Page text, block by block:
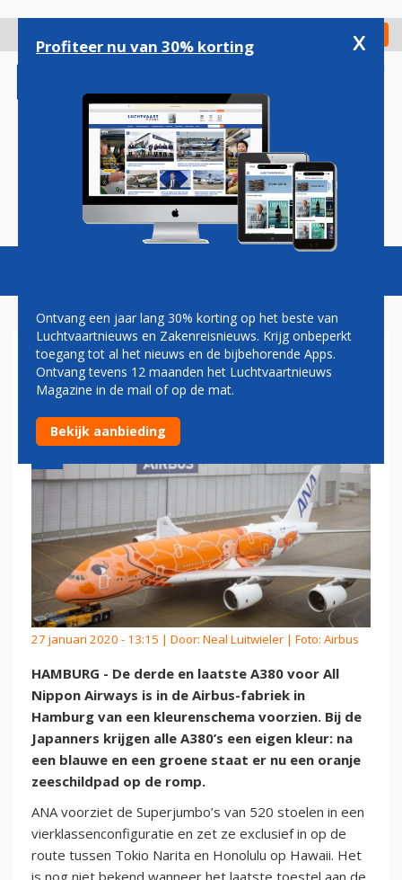
gaan
Check in
Magazine Podcasts Vacatures
LAATSTE AIRBUS A380 VOOR
ANA ROLT UIT DE SPUITHAL
27 januari 2020 - 13:15 | Door: Neal Luitwieler | Foto: Airbus
HAMBURG - De derde en laatste A380 voor All
Nippon Airways is in de Airbus-fabriek in
Hamburg van een kleurenschema voorzien. Bij de
Japanners krijgen alle A380’s een eigen kleur: na
een blauwe en een groene staat er nu een oranje
zeeschildpad op de romp.
ANA voorziet de Superjumbo’s van 520 stoelen in een
vierklassenconfiguratie en zet ze exclusief in op de
route tussen Tokio Narita en Honolulu op Hawaii. Het
Profiteer nu van 30% korting x
Ontvang een jaar lang 30% korting op het beste van
Luchtvaartnieuws en Zakenreisnieuws. Krijg onbeperkt
toegang tot al het nieuws en de bijbehorende Apps.
Ontvang tevens 12 maanden het Luchtvaartnieuws
Magazine in de mail of op de mat.
Bekijk aanbieding